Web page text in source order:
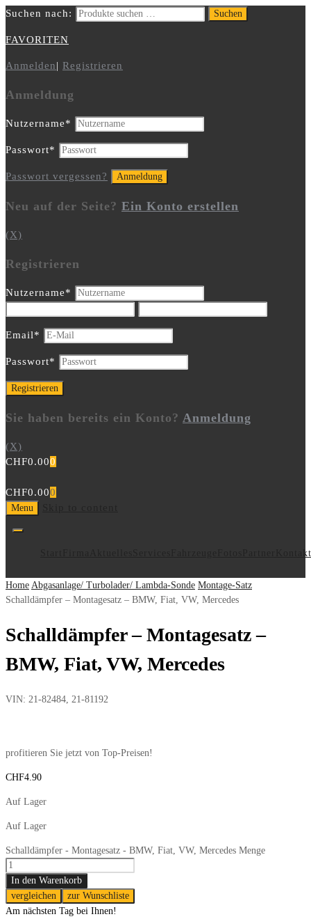
Suchen nach: Suchen
FAVORITEN
Anmelden| Registrieren
Anmeldung
Nutzername*
Passwort*
Passwort vergessen?
Neu auf der Seite? Ein Konto erstellen
(X)
Registrieren
Nutzername*
Email*
Passwort*
Sie haben bereits ein Konto? Anmeldung
(X)
CHF0.000
CHF0.000
Menu
Kontakt
Home Abgasanlage/ Turbolader/ Lambda-Sonde Montage-Satz
Schalldämpfer – Montagesatz – BMW, Fiat, VW, Mercedes
Schalldämpfer – Montagesatz –
BMW, Fiat, VW, Mercedes
VIN: 21-82484, 21-81192
profitieren Sie jetzt von Top-Preisen!
CHF4.90
Auf Lager
Auf Lager
Schalldämpfer - Montagesatz - BMW, Fiat, VW, Mercedes Menge
In den Warenkorb
vergleichen
zur Wunschliste
Am nächsten Tag bei Ihnen!